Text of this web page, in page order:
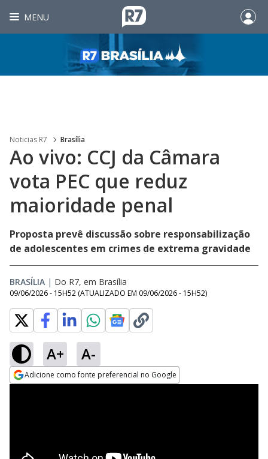
MENU
Noticias R7 Brasília
Ao vivo: CCJ da Câmara
vota PEC que reduz
maioridade penal
Proposta prevê discussão sobre responsabilização
de adolescentes em crimes de extrema gravidade
BRASÍLIA | Do R7, em Brasília
09/06/2026 - 15H52 (ATUALIZADO EM 09/06/2026 - 15H52)
A+ A-
Adicione como fonte preferencial no Google